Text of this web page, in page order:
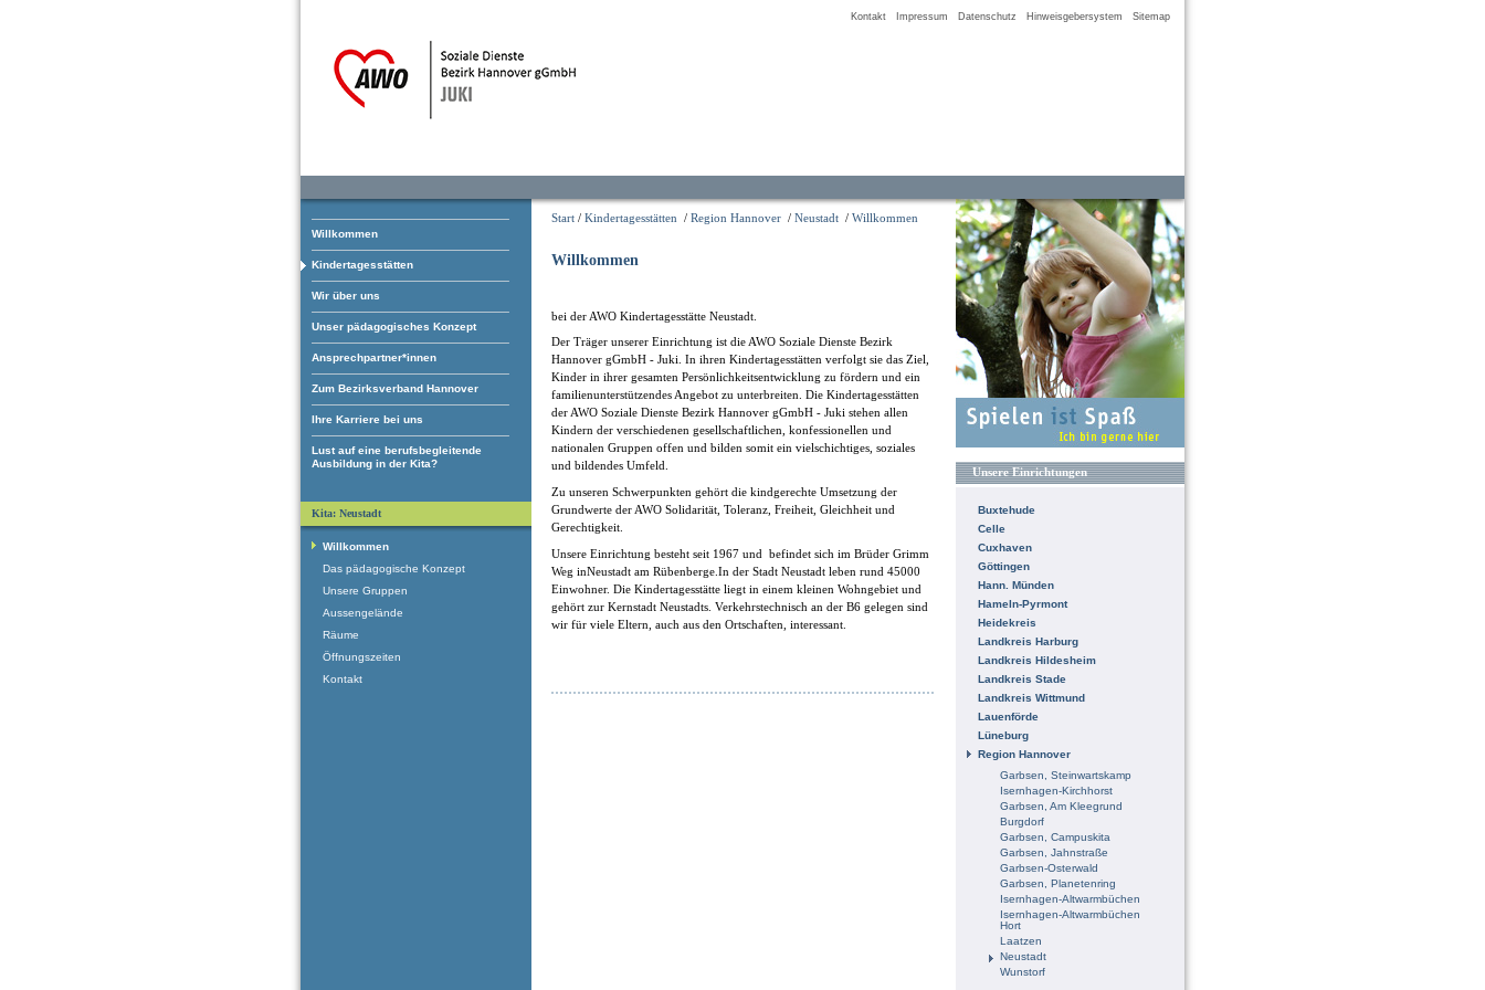
Kontakt Impressum Datenschutz Hinweisgebersystem Sitemap
Willkommen
Kindertagesstätten
Wir über uns
Unser pädagogisches Konzept
Ansprechpartner*innen
Zum Bezirksverband Hannover
Ihre Karriere bei uns
Lust auf eine berufsbegleitende
Ausbildung in der Kita?
Start / Kindertagesstätten / Region Hannover / Neustadt / Willkommen
Willkommen
bei der AWO Kindertagesstätte Neustadt.
Der Träger unserer Einrichtung ist die AWO Soziale Dienste Bezirk
Hannover gGmbH - Juki. In ihren Kindertagesstätten verfolgt sie das Ziel,
Kinder in ihrer gesamten Persönlichkeitsentwicklung zu fördern und ein
familienunterstützendes Angebot zu unterbreiten. Die Kindertagesstätten
der AWO Soziale Dienste Bezirk Hannover gGmbH - Juki stehen allen
Kindern der verschiedenen gesellschaftlichen, konfessionellen und
nationalen Gruppen offen und bilden somit ein vielschichtiges, soziales
und bildendes Umfeld.
Zu unseren Schwerpunkten gehört die kindgerechte Umsetzung der
Grundwerte der AWO Solidarität, Toleranz, Freiheit, Gleichheit und
Gerechtigkeit.
Unsere Einrichtung besteht seit 1967 und befindet sich im Brüder Grimm
Weg inNeustadt am Rübenberge.In der Stadt Neustadt leben rund 45000
Einwohner. Die Kindertagesstätte liegt in einem kleinen Wohngebiet und
gehört zur Kernstadt Neustadts. Verkehrstechnisch an der B6 gelegen sind
wir für viele Eltern, auch aus den Ortschaften, interessant.
Unsere Einrichtungen
Buxtehude
Celle
Cuxhaven
Göttingen
Hann. Münden
Hameln-Pyrmont
Heidekreis
Landkreis Harburg
Landkreis Hildesheim
Landkreis Stade
Landkreis Wittmund
Lauenförde
Lüneburg
Region Hannover
Garbsen, Steinwartskamp
Isernhagen-Kirchhorst
Garbsen, Am Kleegrund
Burgdorf
Garbsen, Campuskita
Garbsen, Jahnstraße
Garbsen-Osterwald
Garbsen, Planetenring
Isernhagen-Altwarmbüchen
Isernhagen-Altwarmbüchen
Hort
Laatzen
Neustadt
Wunstorf
Kita: Neustadt
Willkommen
Das pädagogische Konzept
Unsere Gruppen
Aussengelände
Räume
Öffnungszeiten
Kontakt